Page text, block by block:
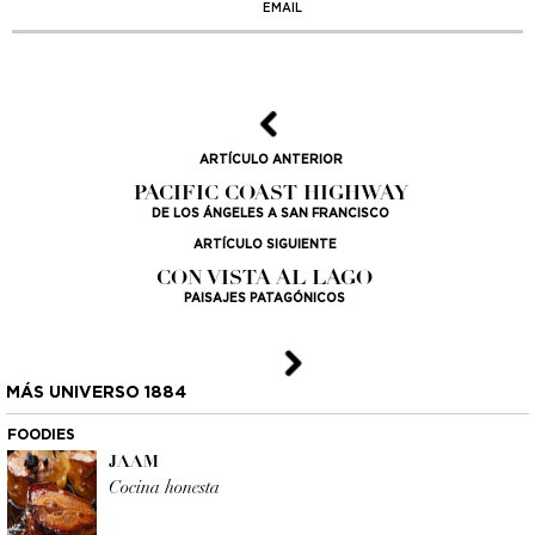
EMAIL
ARTÍCULO ANTERIOR
PACIFIC COAST HIGHWAY
DE LOS ÁNGELES A SAN FRANCISCO
ARTÍCULO SIGUIENTE
CON VISTA AL LAGO
PAISAJES PATAGÓNICOS
MÁS UNIVERSO 1884
FOODIES
JAAM
Cocina honesta